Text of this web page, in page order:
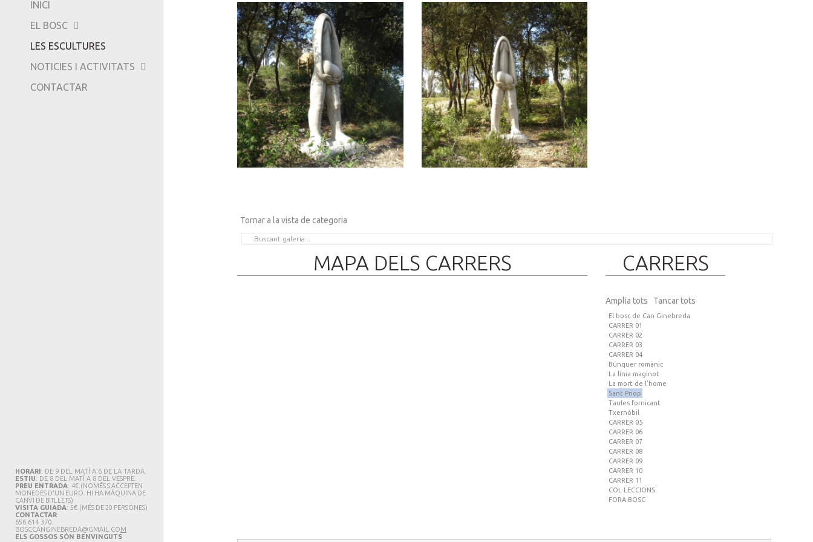
INICI
EL BOSC
LES ESCULTURES
NOTICIES I ACTIVITATS
CONTACTAR
HORARI: DE 9 DEL MATÍ A 6 DE LA TARDA.
ESTIU: DE 8 DEL MATÍ A 8 DEL VESPRE.
PREU ENTRADA: 4€. (NOMÉS S'ACCEPTEN
MONEDES D'UN EURO. HI HA MÀQUINA DE
CANVI DE BITLLETS)
VISITA GUIADA: 5€ (MÉS DE 20 PERSONES)
CONTACTAR:
656 614 370.
BOSCCANGINEBREDA@GMAIL.COM
ELS GOSSOS SÓN BENVINGUTS
Tornar a la vista de categoria
MAPA DELS CARRERS CARRERS
Amplia tots Tancar tots
El bosc de Can Ginebreda
CARRER 01
CARRER 02
CARRER 03
CARRER 04
Búnquer romànic
La línia maginot
La mort de l’home
Sant Priop
Taules fornicant
Txernòbil
CARRER 05
CARRER 06
CARRER 07
CARRER 08
CARRER 09
CARRER 10
CARRER 11
COL·LECCIONS
FORA BOSC